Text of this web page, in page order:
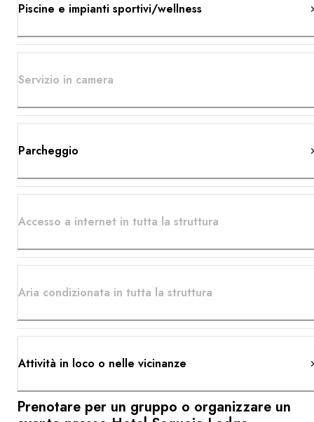
Piscine e impianti sportivi/wellness
Servizio in camera
Parcheggio
Accesso a internet in tutta la struttura
Aria condizionata in tutta la struttura
Attività in loco o nelle vicinanze
Prenotare per un gruppo o organizzare un